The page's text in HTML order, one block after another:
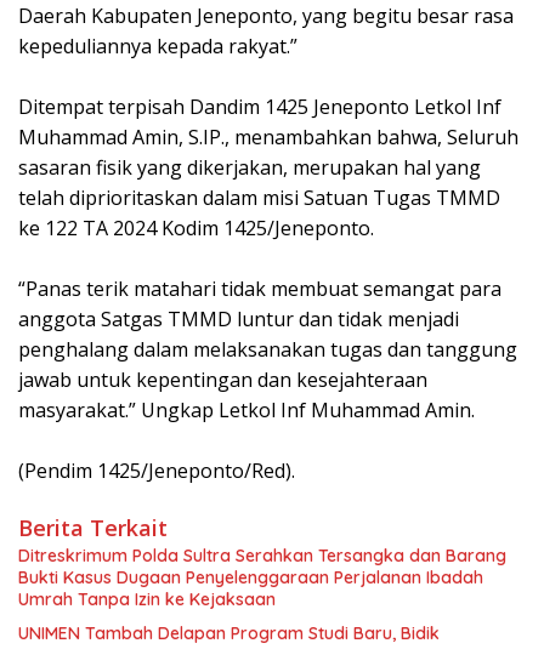
Daerah Kabupaten Jeneponto, yang begitu besar rasa
kepeduliannya kepada rakyat.”
Ditempat terpisah Dandim 1425 Jeneponto Letkol Inf
Muhammad Amin, S.IP., menambahkan bahwa, Seluruh
sasaran fisik yang dikerjakan, merupakan hal yang
telah diprioritaskan dalam misi Satuan Tugas TMMD
ke 122 TA 2024 Kodim 1425/Jeneponto.
“Panas terik matahari tidak membuat semangat para
anggota Satgas TMMD luntur dan tidak menjadi
penghalang dalam melaksanakan tugas dan tanggung
jawab untuk kepentingan dan kesejahteraan
masyarakat.” Ungkap Letkol Inf Muhammad Amin.
(Pendim 1425/Jeneponto/Red).
Berita Terkait
Ditreskrimum Polda Sultra Serahkan Tersangka dan Barang
Bukti Kasus Dugaan Penyelenggaraan Perjalanan Ibadah
Umrah Tanpa Izin ke Kejaksaan
UNIMEN Tambah Delapan Program Studi Baru, Bidik